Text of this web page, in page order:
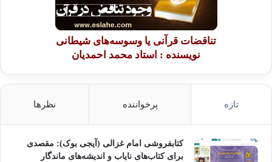
تناقضات قرآنی یا وسوسه‌های شیطانی
نویسنده : استاد محمد احمدیان
تازه پرخواننده نظرها
کتابفروشی امام غزالی (آیجی بوک): مقصدی
برای کتاب‌های نایاب و اندیشه‌های ماندگار